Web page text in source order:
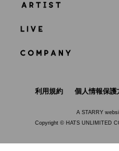
利用規約 個人情報保護
A STARRY
Copyright © HATS UNLIMITED